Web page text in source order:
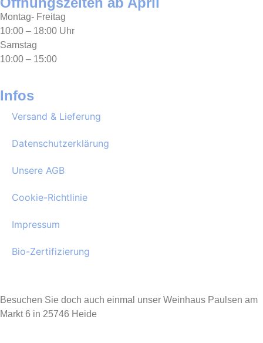
Montag- Freitag
10:00 – 18:00 Uhr
Samstag
10:00 – 15:00
Infos
Versand & Lieferung
Datenschutzerklärung
Unsere AGB
Cookie-Richtlinie
Impressum
Bio-Zertifizierung
Besuchen Sie doch auch einmal unser Weinhaus Paulsen am
Markt 6 in 25746 Heide